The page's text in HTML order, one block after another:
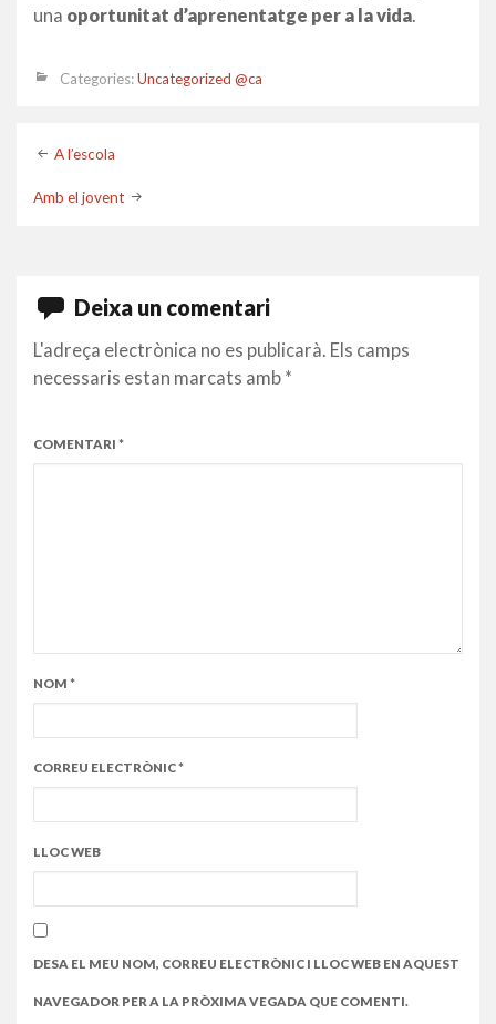
una oportunitat d’aprenentatge per a la vida.
Categories:Uncategorized @ca
Post
navigation
A l’escola
Amb el jovent
Deixa un comentari
L'adreça electrònica no es publicarà. Els camps
necessaris estan marcats amb *
COMENTARI *
NOM *
CORREU ELECTRÒNIC*
LLOC WEB
DESA EL MEU NOM, CORREU ELECTRÒNIC I LLOC WEB EN AQUEST
NAVEGADOR PER A LA PRÒXIMA VEGADA QUE COMENTI.